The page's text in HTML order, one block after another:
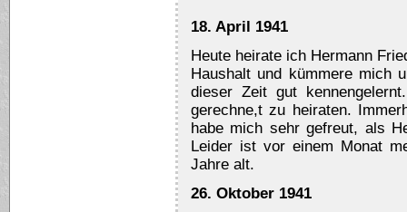
18. April 1941
Heute heirate ich Hermann
Haushalt und kümmere mich
dieser Zeit gut
gerechne,t zu heiraten.
habe mich sehr gefreut, als
Leider ist vor einem Monat
Jahre alt.
26. Oktober 1941